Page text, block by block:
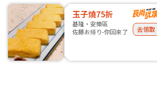
玉子燒75折
基隆・安樂區
佐藤お帰り-你回來了
去領取